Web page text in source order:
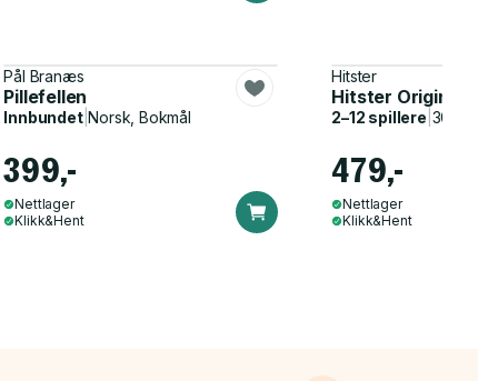
Pål Branæs
Pillefellen
Innbundet|Norsk, Bokmål
399,-
Nettlager
Klikk&Hent
Hitster
Hitster Original
2–12 spillere
479,-
Nettlager
Klikk&Hent